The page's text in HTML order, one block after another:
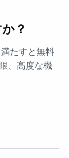
？
たすと無料
、高度な機